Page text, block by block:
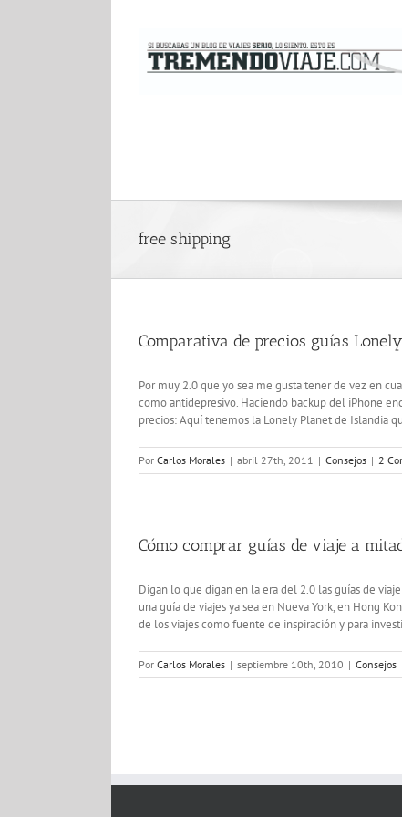
free shipping
Comparativa de precios guías
Por muy 2.0 que yo sea me gusta tener de vez en
como antidepresivo. Haciendo backup del iPhone
precios: Aquí tenemos la Lonely Planet de Islandia
Por Carlos Morales | abril 27th, 2011 | Consejos | 2
Cómo comprar guías de viaje a
Digan lo que digan en la era del 2.0 las guías de
una guía de viajes ya sea en Nueva York, en Hong
de los viajes como fuente de inspiración y para
Por Carlos Morales | septiembre 10th, 2010 | Consejos